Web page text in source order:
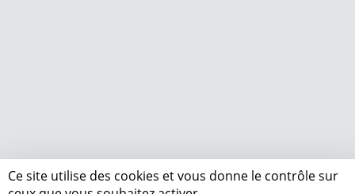
Ce site utilise des cookies et vous donne le contrôle sur